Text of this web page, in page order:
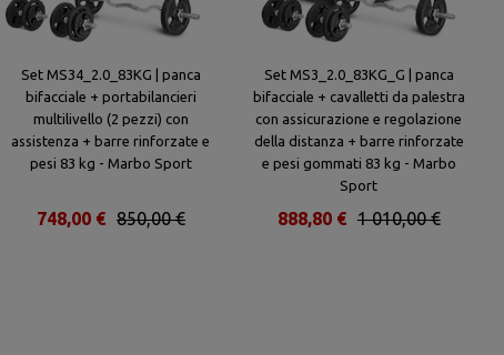
Set MS34_2.0_83KG | panca
bifacciale + portabilancieri
multilivello (2 pezzi) con
assistenza + barre rinforzate e
pesi 83 kg - Marbo Sport
850,00 €
748,00 €
Set MS3_2.0_83KG_G | panca
bifacciale + cavalletti da palestra
con assicurazione e regolazione
della distanza + barre rinforzate
e pesi gommati 83 kg - Marbo
Sport
1 010,00 €
888,80 €